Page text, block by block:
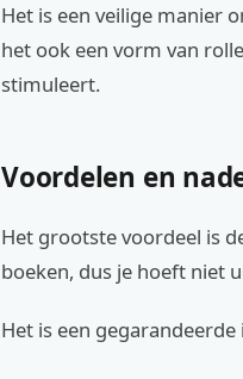
Het is een veilige manier
het ook een vorm van
stimuleert.
Voordelen en
Het grootste voordeel is
boeken, dus je hoeft niet
Het is een